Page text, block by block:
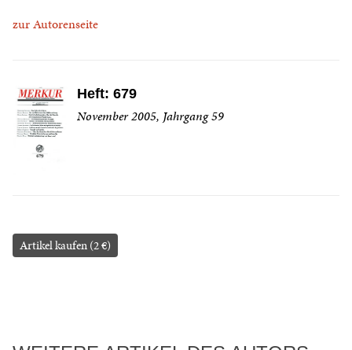
zur Autorenseite
Heft: 679
November 2005, Jahrgang 59
Artikel kaufen (2 €)